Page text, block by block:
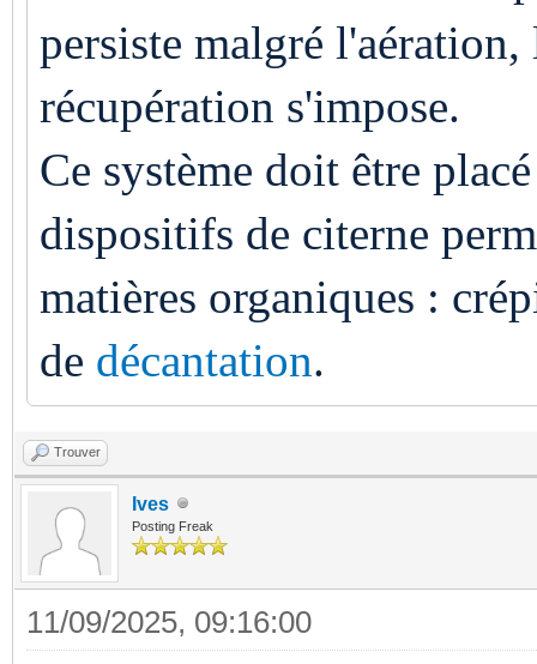
persiste malgré
récupération s'impose.
Ce système doit être
dispositifs de citerne
matières organiques :
de décantation.
Trouver
Ives
Posting Freak
11/09/2025, 09:16:00